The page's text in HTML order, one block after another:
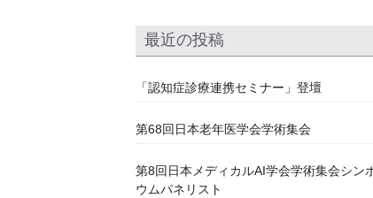
最近の投稿
「認知症診療連携セミナー」登壇
第68回日本老年医学会学術集会
第8回日本メディカルAI学会学術集会シン
ウムパネリスト